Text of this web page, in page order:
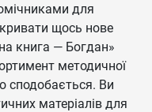
для
щось нове
книга — Богдан»
методичної
сподобається. Ви
матеріалів для